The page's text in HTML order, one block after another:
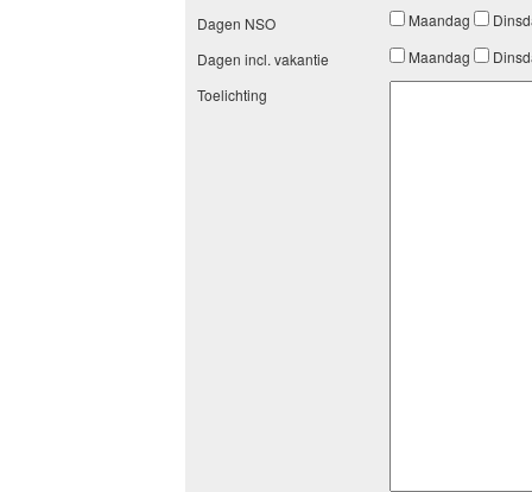
Dagen NSO
Maandag
Dagen incl. vakantie
Maandag
Toelichting